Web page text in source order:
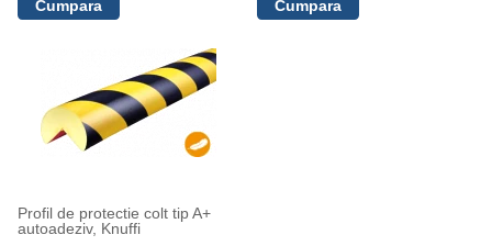
Profil de protectie colt tip A+
autoadeziv, Knuffi